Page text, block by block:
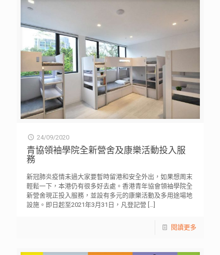
24/09/2020
青協領袖學院全新營舍及康樂活動投入服
務
新冠肺炎疫情未過大家要暫時留港和安全外出，如果想周末
輕鬆一下，本港仍有很多好去處。香港青年協會領袖學院全
新營舍現正投入服務，並設有多元的康樂活動及多用途場地
設施。即日起至2021年3月31日，凡登記營 […]
閱讀更多